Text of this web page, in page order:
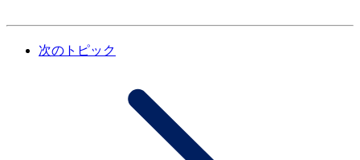
次のトピック